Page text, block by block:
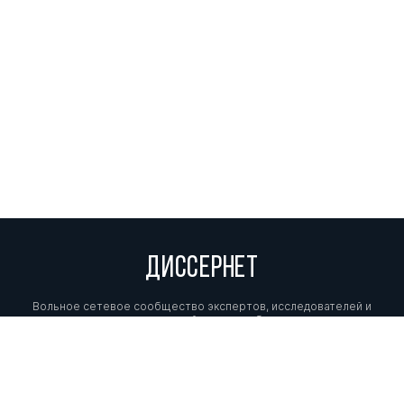
ДИССЕРНЕТ
Вольное сетевое сообщество экспертов, исследователей и
репортеров, посвящающих свой труд разоблачениям мошенников,